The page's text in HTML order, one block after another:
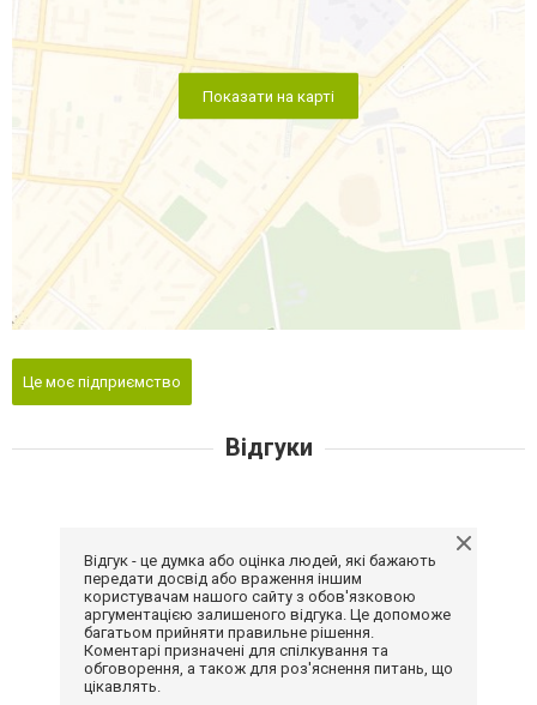
Показати на карті
Це моє підприємство
Відгуки
Відгук - це думка або оцінка людей, які бажають
передати досвід або враження іншим
користувачам нашого сайту з обов'язковою
аргументацією залишеного відгука. Це допоможе
багатьом прийняти правильне рішення.
Коментарі призначені для спілкування та
обговорення, а також для роз'яснення питань, що
цікавлять.